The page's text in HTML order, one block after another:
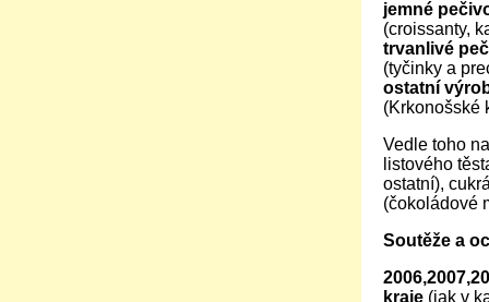
jemné
(croissanty,
trvanlivé
(tyčinky a
ostatní
(Krkonošské
Vedle toho
listového
ostatní),
(čokoládové
Soutěže a
kraje(jak v